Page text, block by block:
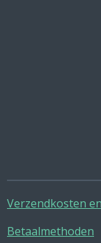
Verzendkosten
Betaalmethoden